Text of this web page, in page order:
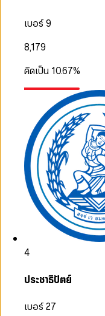
เบอร์ 9
8,179
คิดเป็น 10.67%
4
ประชาธิปัตย์
เบอร์ 27